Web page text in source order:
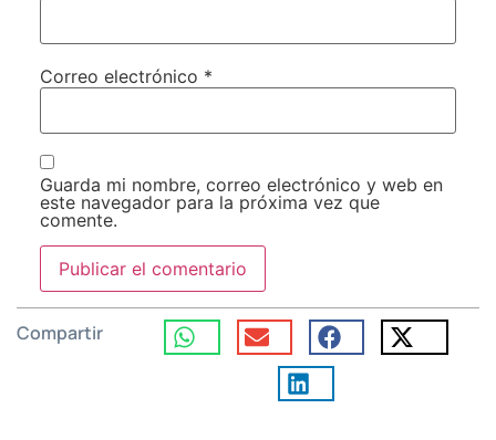
Correo electrónico *
Guarda mi nombre, correo electrónico y web en
este navegador para la próxima vez que
comente.
Compartir